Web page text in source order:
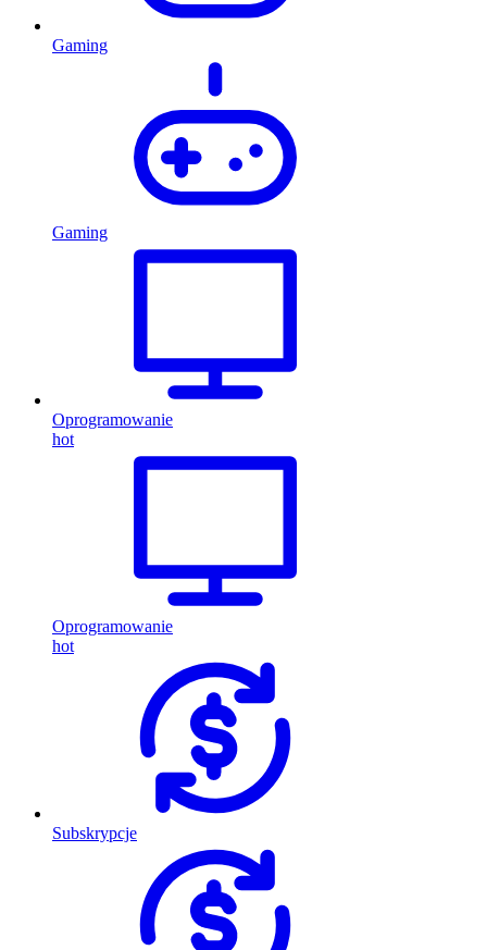
Gaming
Gaming
Oprogramowanie
hot
Oprogramowanie
hot
Subskrypcje